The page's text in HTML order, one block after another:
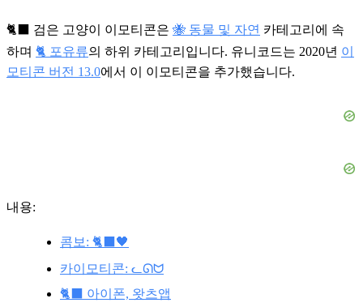
🐈‍⬛ 검은 고양이 이모티콘은 🐝 동물 및 자연 카테고리에 속
하며 🐈 포유류의 하위 카테고리입니다. 유니코드는 2020년 이
모티콘 버전 13.0에서 이 이모티콘을 추가했습니다.
내용:
콤보: 🐈‍⬛🖤
카이모티콘: ᓚᘏᗢ
🐈‍⬛ 아이폰, 왓츠앱